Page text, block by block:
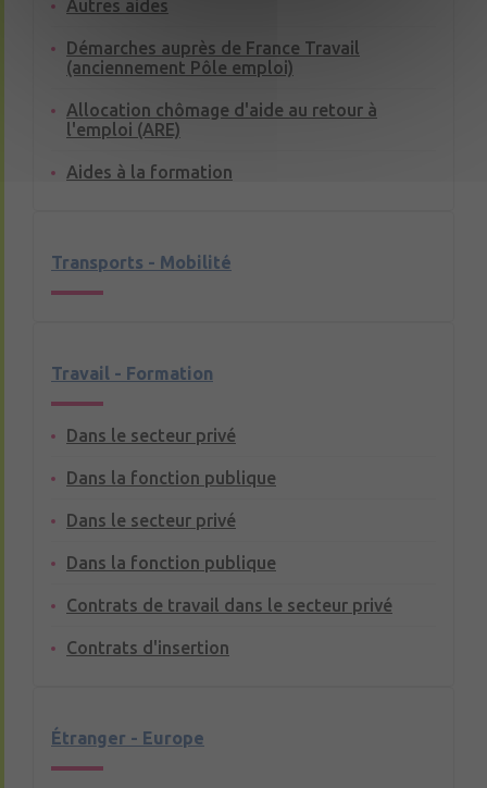
Autres aides
Démarches auprès de France Travail
(anciennement Pôle emploi)
Allocation chômage d'aide au retour à
l'emploi (ARE)
Aides à la formation
Transports - Mobilité
Travail - Formation
Dans le secteur privé
Dans la fonction publique
Dans le secteur privé
Dans la fonction publique
Contrats de travail dans le secteur privé
Contrats d'insertion
Étranger - Europe